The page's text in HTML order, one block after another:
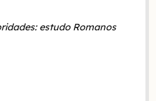
estudo Romanos